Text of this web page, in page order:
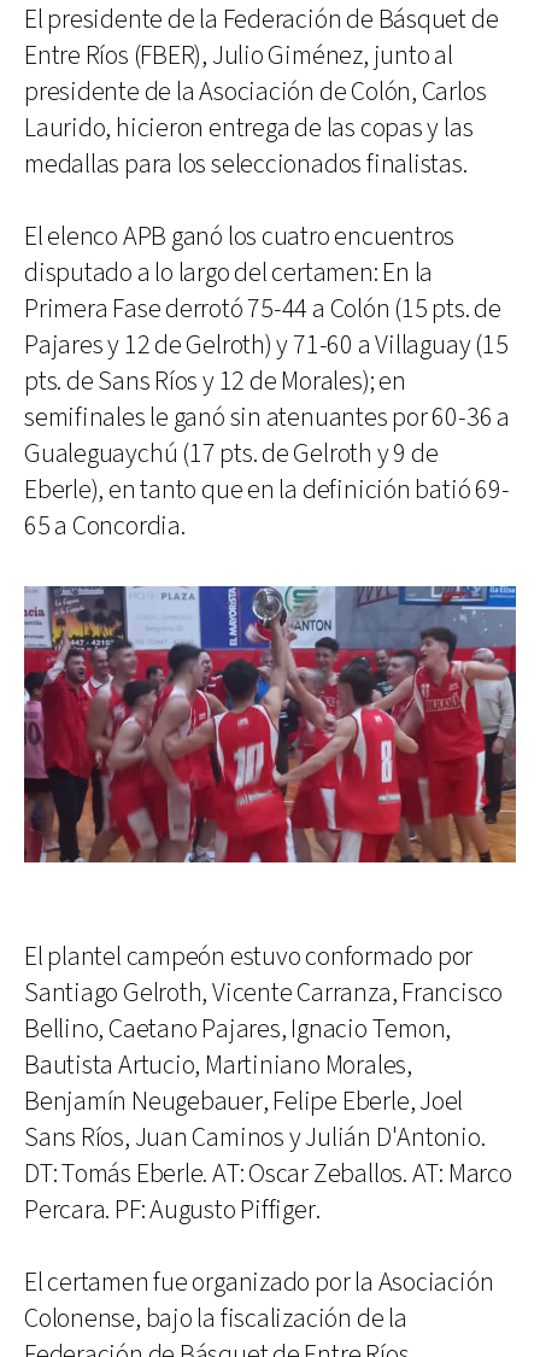
El presidente de la Federación de Básquet de
Entre Ríos (FBER), Julio Giménez, junto al
presidente de la Asociación de Colón, Carlos
Laurido, hicieron entrega de las copas y las
medallas para los seleccionados finalistas.
El elenco APB ganó los cuatro encuentros
disputado a lo largo del certamen: En la
Primera Fase derrotó 75-44 a Colón (15 pts. de
Pajares y 12 de Gelroth) y 71-60 a Villaguay (15
pts. de Sans Ríos y 12 de Morales); en
semifinales le ganó sin atenuantes por 60-36 a
Gualeguaychú (17 pts. de Gelroth y 9 de
Eberle), en tanto que en la definición batió 69-
65 a Concordia.
El plantel campeón estuvo conformado por
Santiago Gelroth, Vicente Carranza, Francisco
Bellino, Caetano Pajares, Ignacio Temon,
Bautista Artucio, Martiniano Morales,
Benjamín Neugebauer, Felipe Eberle, Joel
Sans Ríos, Juan Caminos y Julián D'Antonio.
DT: Tomás Eberle. AT: Oscar Zeballos. AT: Marco
Percara. PF: Augusto Piffiger.
El certamen fue organizado por la Asociación
Colonense, bajo la fiscalización de la